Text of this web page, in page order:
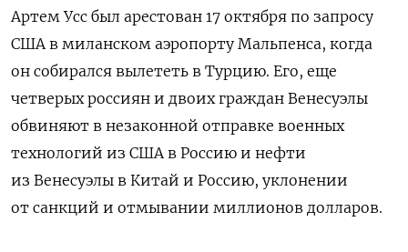
Артем Усс был арестован 17 октября по запросу
США в миланском аэропорту Мальпенса, когда
он собирался вылететь в Турцию. Его, еще
четверых россиян и двоих граждан Венесуэлы
обвиняют в незаконной отправке военных
технологий из США в Россию и нефти
из Венесуэлы в Китай и Россию, уклонении
от санкций и отмывании миллионов долларов.